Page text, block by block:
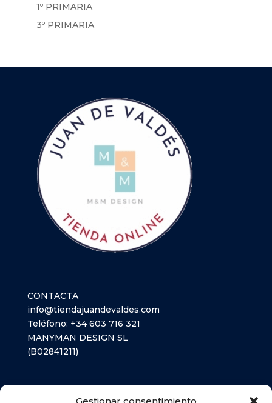
1º PRIMARIA
3º PRIMARIA
CONTACTA
info@tiendajuandevaldes.com
Teléfono: +34 603 716 321
MANYMAN DESIGN SL
(B02841211)